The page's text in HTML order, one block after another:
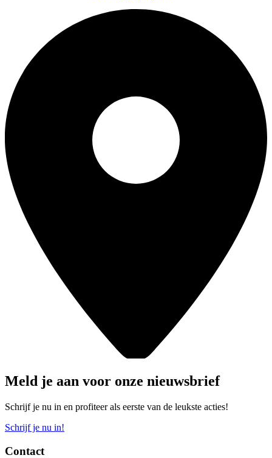
Meld je aan voor onze nieuwsbrief
Schrijf je nu in en profiteer als eerste van de leukste acties!
Schrijf je nu in!
Contact